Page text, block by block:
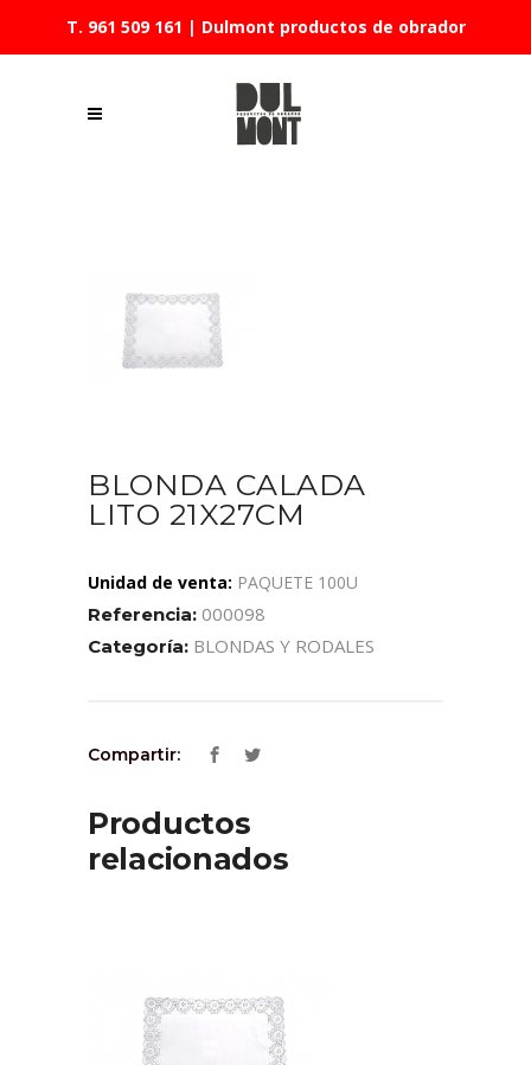
T. 961 509 161 | Dulmont productos de obrador
BLONDA CALADA
LITO 21X27CM
Unidad de venta: PAQUETE 100U
Referencia: 000098
Categoría: BLONDAS Y RODALES
Compartir:
Productos
relacionados